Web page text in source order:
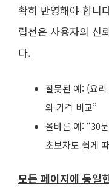
확히 반영해야 합니
립션은 사용자의 신
다.
잘못된 예: (요
와 가격 비교”
올바른 예: “30
초보자도 쉽게
모든 페이지에 동일